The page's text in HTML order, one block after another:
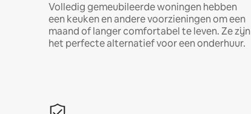
Volledig gemeubileerde woningen hebben
een keuken en andere voorzieningen om een
maand of langer comfortabel te leven. Ze zijn
het perfecte alternatief voor een onderhuur.